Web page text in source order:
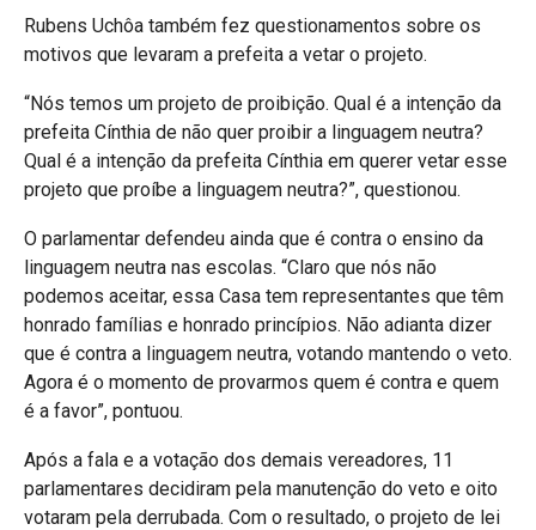
Rubens Uchôa também fez questionamentos sobre os
motivos que levaram a prefeita a vetar o projeto.
“Nós temos um projeto de proibição. Qual é a intenção da
prefeita Cínthia de não quer proibir a linguagem neutra?
Qual é a intenção da prefeita Cínthia em querer vetar esse
projeto que proíbe a linguagem neutra?”, questionou.
O parlamentar defendeu ainda que é contra o ensino da
linguagem neutra nas escolas. “Claro que nós não
podemos aceitar, essa Casa tem representantes que têm
honrado famílias e honrado princípios. Não adianta dizer
que é contra a linguagem neutra, votando mantendo o veto.
Agora é o momento de provarmos quem é contra e quem
é a favor”, pontuou.
Após a fala e a votação dos demais vereadores, 11
parlamentares decidiram pela manutenção do veto e oito
votaram pela derrubada. Com o resultado, o projeto de lei